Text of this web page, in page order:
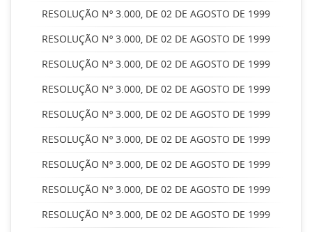
RESOLUÇÃO Nº 3.000, DE 02 DE AGOSTO DE 1999
RESOLUÇÃO Nº 3.000, DE 02 DE AGOSTO DE 1999
RESOLUÇÃO Nº 3.000, DE 02 DE AGOSTO DE 1999
RESOLUÇÃO Nº 3.000, DE 02 DE AGOSTO DE 1999
RESOLUÇÃO Nº 3.000, DE 02 DE AGOSTO DE 1999
RESOLUÇÃO Nº 3.000, DE 02 DE AGOSTO DE 1999
RESOLUÇÃO Nº 3.000, DE 02 DE AGOSTO DE 1999
RESOLUÇÃO Nº 3.000, DE 02 DE AGOSTO DE 1999
RESOLUÇÃO Nº 3.000, DE 02 DE AGOSTO DE 1999